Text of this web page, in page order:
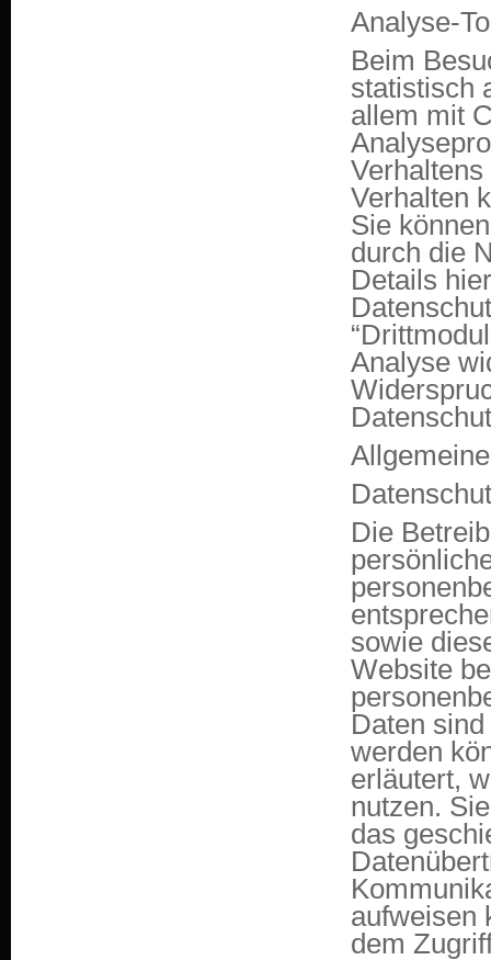
Analyse-
Beim
statistisch
allem mit
Verhalten
Sie
durch die
Details
Analyse
Die
sowie
Website
Daten
werden
erläutert,
nutzen.
das
aufweisen
dem